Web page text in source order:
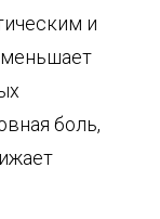
и
боль,